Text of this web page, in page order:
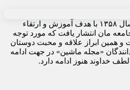
«مجله ماشین» از مهرماه سال ۱۳۵۸ با هدف آموزش و ارتقاء
مان انتشار یافت که مورد توجه
و همین ابراز علاقه و محبت دوستان
«مجله ماشین» در جهت ادامه
خداوند هنوز ادامه دارد.